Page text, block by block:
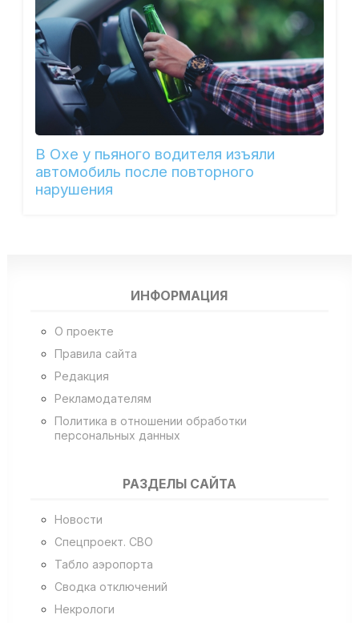
В Охе у пьяного водителя изъяли
автомобиль после повторного
нарушения
ИНФОРМАЦИЯ
О проекте
Правила сайта
Редакция
Рекламодателям
Политика в отношении обработки
персональных данных
РАЗДЕЛЫ САЙТА
Новости
Спецпроект. СВО
Табло аэропорта
Сводка отключений
Некрологи